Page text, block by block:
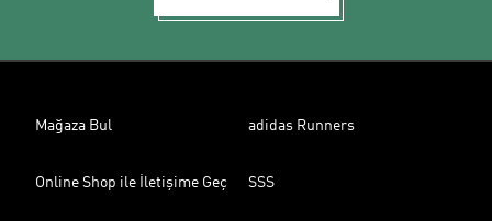
Mağaza Bul adidas Runners
Online Shop ile İletişime Geç SSS